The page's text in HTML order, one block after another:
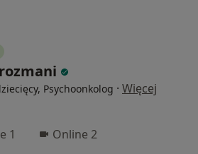
Psychoonkolog · Więcej
1 Online 2